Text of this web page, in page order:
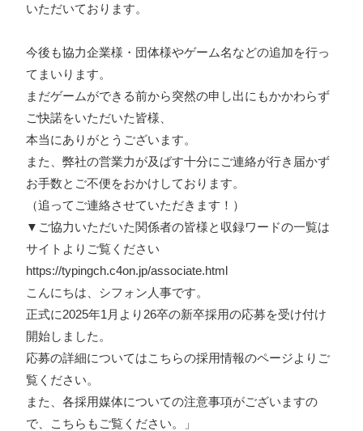
いただいております。
今後も協力企業様・団体様やゲーム名などの追加を行っ
てまいります。
まだゲームができる前から突然の申し出にもかかわらず
ご快諾をいただいた皆様、
本当にありがとうございます。
また、弊社の営業力が及ばす十分にご連絡が行き届かず
お手数とご不便をおかけしております。
（追ってご連絡させていただきます！）
▼ご協力いただいた関係者の皆様と収録ワードの一覧は
サイトよりご覧ください
https://typingch.c4on.jp/associate.html
こんにちは、シフォン人事です。
正式に2025年1月より26卒の新卒採用の応募を受け付け
開始しました。
応募の詳細についてはこちらの採用情報のページより ご
覧ください。
また、各採用媒体についての注意事項がございますの
で、こちらもご覧ください。」